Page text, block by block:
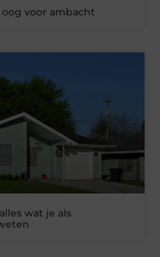
voor ambacht
wat je als